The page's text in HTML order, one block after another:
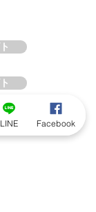
LINE Facebook